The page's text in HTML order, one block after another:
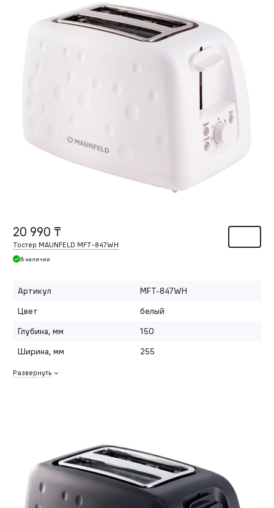
20 990 ₸
Тостер MAUNFELD MFT-847WH
В наличии
Артикул
MFT-847WH
Цвет
белый
Глубина, мм
150
Ширина, мм
255
Развернуть